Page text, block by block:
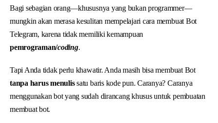
Bagi sebagian orang—khususnya yang bukan programmer—
mungkin akan merasa kesulitan mempelajari cara membuat Bot
Telegram, karena tidak memiliki kemampuan
pemrograman/coding.
Tapi Anda tidak perlu khawatir. Anda masih bisa membuat Bot
tanpa harus menulissatu baris kode pun. Caranya? Caranya
menggunakan bot yang sudah dirancang khusus untuk pembuatan
membuat bot.